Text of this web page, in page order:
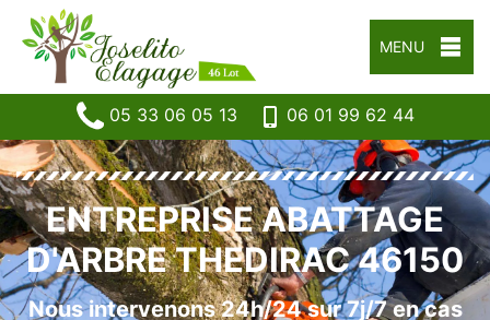
MENU
05 33 06 05 13 06 01 99 62 44
ENTREPRISE ABATTAGE
D'ARBRE THEDIRAC 46150
Nous intervenons 24h/24 sur 7j/7 en cas